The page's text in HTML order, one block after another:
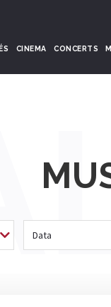
CINEMA CONCERTS
Data